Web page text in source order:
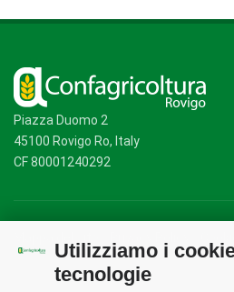
Utilizziamo i
tecnologie
Piazza Duomo 2
45100 Rovigo Ro, Italy
CF 80001240292